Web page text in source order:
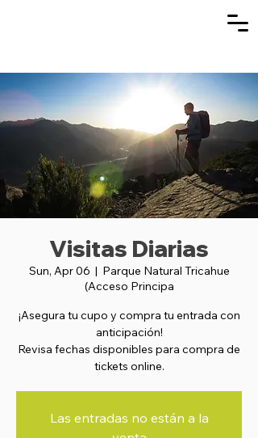
Visitas Diarias
Sun, Apr 06
  |
Parque Natural Tricahue
(Acceso Principa
¡Asegura tu cupo y compra tu entrada con
anticipación!
Revisa fechas disponibles para compra de
tickets online.
Las entradas no están a la